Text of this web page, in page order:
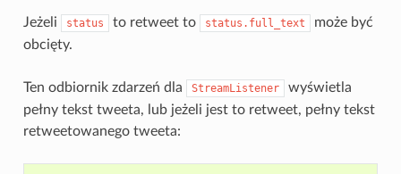
Jeżeli status to retweet to status.full_text
może być
obcięty.
Ten odbiornik zdarzeń dla StreamListener
wyświetla
pełny tekst tweeta, lub jeżeli jest to retweet, pełny tekst
retweetowanego tweeta: